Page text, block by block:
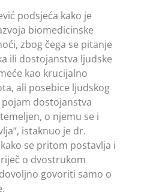
podsjeća kako je
biomedicinske
zbog čega se pitanje
ili dostojanstva ljudske
kao krucijalno
ali posebice ljudskog
dostojanstva
o njemu se i
istaknuo je dr.
se pritom postavlja i
o dvostrukom
govoriti samo o